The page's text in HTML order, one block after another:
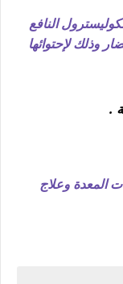
النافع
وذلك لإحتوائها
.
المعدة وعلاج